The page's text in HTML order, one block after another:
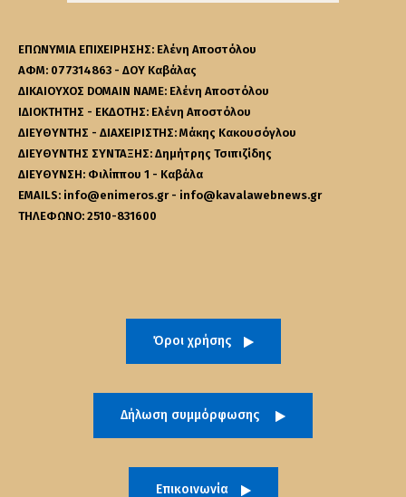
ΕΠΩΝΥΜΙΑ ΕΠΙΧΕΙΡΗΣΗΣ: Ελένη Αποστόλου
ΑΦΜ: 077314863 - ΔΟΥ Καβάλας
ΔΙΚΑΙΟΥΧΟΣ DOMAIN NAME: Ελένη Αποστόλου
ΙΔΙΟΚΤΗΤΗΣ - ΕΚΔΟΤΗΣ: Ελένη Αποστόλου
ΔΙΕΥΘΥΝΤΗΣ - ΔΙΑΧΕΙΡΙΣΤΗΣ: Μάκης Κακουσόγλου
ΔΙΕΥΘΥΝΤΗΣ ΣΥΝΤΑΞΗΣ: Δημήτρης Τσιπιζίδης
ΔΙΕΥΘΥΝΣΗ: Φιλίππου 1 - Καβάλα
EMAILS: info@enimeros.gr - info@kavalawebnews.gr
ΤΗΛΕΦΩΝΟ: 2510-831600
Όροι χρήσης
Δήλωση συμμόρφωσης
Επικοινωνία